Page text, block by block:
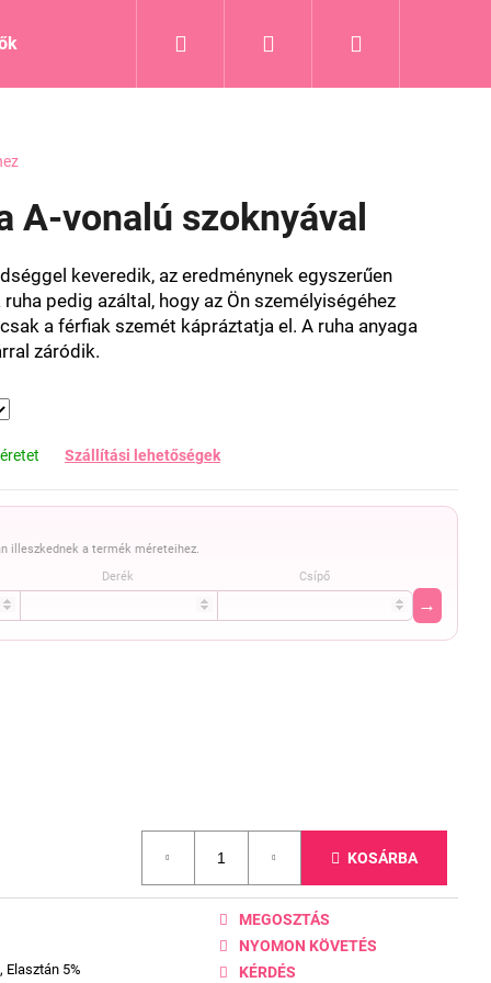
Keresés Bejelentkezés
A-vonalú szoknyával
keveredik, az eredménynek egyszerűen
pedig azáltal, hogy az Ön személyiségéhez
a férfiak szemét kápráztatja el. A ruha anyaga
záródik.
Szállítási lehetőségek
illeszkednek a termék méreteihez.
Derék
Csípő
→
KOSÁRBA
Elasztán 5% KÉRDÉS
NYOMON KÖVETÉS
MEGOSZTÁS